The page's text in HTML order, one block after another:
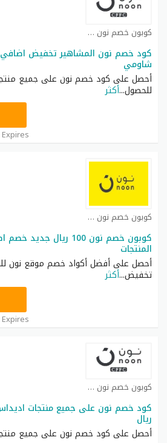
كوبون خصم نون كوبون
كود خصم نون المشاهير تخفيض
شاومي
أحصل على كود خصم نون على جميع
للحصول...أكثر
كوبون خصم نون مصر كوبون
كوبون خصم نون 100 ريال
المنتجات
أحصل على أفضل أكواد خصم موقع نون
تخفيض...أكثر
كوبون خصم نون كوبون
ريال
أحصل على كود خصم نون على جميع